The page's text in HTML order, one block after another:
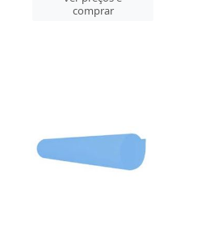
comprar